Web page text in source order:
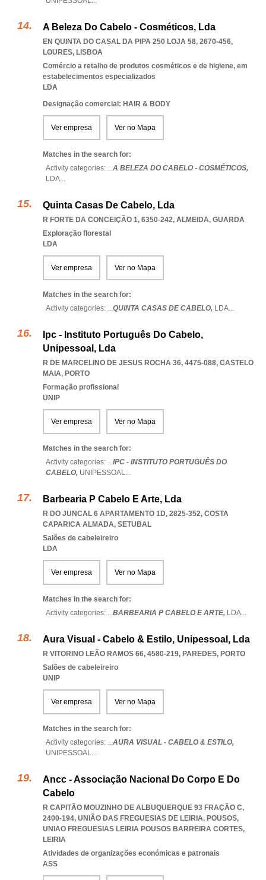
A Beleza Do Cabelo - Cosméticos, Lda
EN QUINTA DO CASAL DA PIPA 250 LOJA 58, 2670-456,
LOURES, LISBOA
Comércio a retalho de produtos cosméticos e de higiene, em
estabelecimentos especializados
LDA
Designação comercial: HAIR & BODY
Ver empresa Ver no Mapa
Matches in the search for:
Activity categories: ...A BELEZA DO CABELO - COSMÉTICOS,
LDA...
Quinta Casas De Cabelo, Lda
R FORTE DA CONCEIÇÃO 1, 6350-242, ALMEIDA, GUARDA
Exploração florestal
LDA
Ver empresa Ver no Mapa
Matches in the search for:
Activity categories: ...QUINTA CASAS DE CABELO, LDA...
Ipc - Instituto Português Do Cabelo,
Unipessoal, Lda
R DE MARCELINO DE JESUS ROCHA 36, 4475-088, CASTELO
MAIA, PORTO
Formação profissional
UNIP
Ver empresa Ver no Mapa
Matches in the search for:
Activity categories: ...IPC - INSTITUTO PORTUGUÊS DO
CABELO, UNIPESSOAL...
Barbearia P Cabelo E Arte, Lda
R DO JUNCAL 6 APARTAMENTO 1D, 2825-352, COSTA
CAPARICA ALMADA, SETUBAL
Salões de cabeleireiro
LDA
Ver empresa Ver no Mapa
Matches in the search for:
Activity categories: ...BARBEARIA P CABELO E ARTE, LDA...
Aura Visual - Cabelo & Estilo, Unipessoal, Lda
R VITORINO LEÃO RAMOS 66, 4580-219, PAREDES, PORTO
Salões de cabeleireiro
UNIP
Ver empresa Ver no Mapa
Matches in the search for:
Activity categories: ...AURA VISUAL - CABELO & ESTILO,
UNIPESSOAL...
Ancc - Associação Nacional Do Corpo E Do
Cabelo
R CAPITÃO MOUZINHO DE ALBUQUERQUE 93 FRAÇÃO C,
2400-194, UNIÃO DAS FREGUESIAS DE LEIRIA, POUSOS,
UNIAO FREGUESIAS LEIRIA POUSOS BARREIRA CORTES,
LEIRIA
Atividades de organizações económicas e patronais
ASS